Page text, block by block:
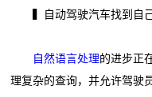
▍自动驾驶汽车找到自己
自然语言处理的进步正
理复杂的查询，并允许驾驶